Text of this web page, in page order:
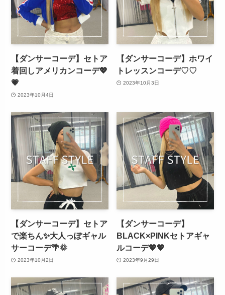
【ダンサーコーデ】セトア
着回しアメリカンコーデ💖
💗
2023年10月4日
【ダンサーコーデ】ホワイ
トレッスンコーデ♡♡
2023年10月3日
【ダンサーコーデ】セトア
で楽ちん✨大人っぽギャル
サーコーデ🌴🌞
2023年10月2日
【ダンサーコーデ】
BLACK×PINKセトアギャ
ルコーデ💖💖
2023年9月29日